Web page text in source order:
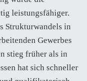
leistungsfähiger.
Strukturwandels in
Gewerbes
stieg früher als in
hat sich schneller